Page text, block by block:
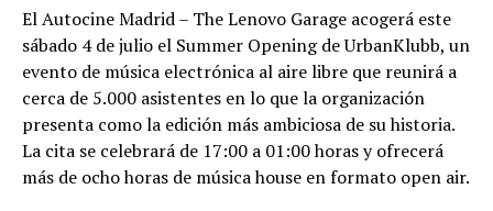
El Autocine Madrid – The Lenovo Garage acogerá este
sábado 4 de julio el Summer Opening de UrbanKlubb, un
evento de música electrónica al aire libre que reunirá a
cerca de 5.000 asistentes en lo que la organización
presenta como la edición más ambiciosa de su historia.
La cita se celebrará de 17:00 a 01:00 horas y ofrecerá
más de ocho horas de música house en formato open air.